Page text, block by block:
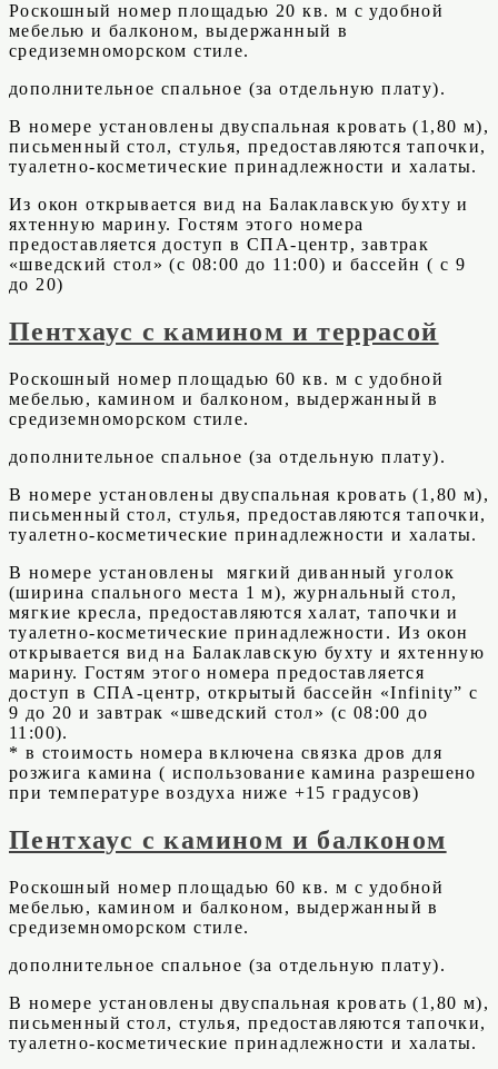
Роскошный номер площадью 20 кв. м с удобной
мебелью и балконом, выдержанный в
средиземноморском стиле.
дополнительное спальное (за отдельную плату).
В номере установлены двуспальная кровать (1,80 м),
письменный стол, стулья, предоставляются тапочки,
туалетно-косметические принадлежности и халаты.
Из окон открывается вид на Балаклавскую бухту и
яхтенную марину. Гостям этого номера
предоставляется доступ в СПА-центр, завтрак
«шведский стол» (с 08:00 до 11:00) и бассейн ( с 9
до 20)
Пентхаус с камином и террасой
Роскошный номер площадью 60 кв. м с удобной
мебелью, камином и балконом, выдержанный в
средиземноморском стиле.
дополнительное спальное (за отдельную плату).
В номере установлены двуспальная кровать (1,80 м),
письменный стол, стулья, предоставляются тапочки,
туалетно-косметические принадлежности и халаты.
В номере установлены мягкий диванный уголок
(ширина спального места 1 м), журнальный стол,
мягкие кресла, предоставляются халат, тапочки и
туалетно-косметические принадлежности. Из окон
открывается вид на Балаклавскую бухту и яхтенную
марину. Гостям этого номера предоставляется
доступ в СПА-центр, открытый бассейн «Infinity” с
9 до 20 и завтрак «шведский стол» (с 08:00 до
11:00).
* в стоимость номера включена связка дров для
розжига камина ( использование камина разрешено
при температуре воздуха ниже +15 градусов)
Пентхаус с камином и балконом
Роскошный номер площадью 60 кв. м с удобной
мебелью, камином и балконом, выдержанный в
средиземноморском стиле.
дополнительное спальное (за отдельную плату).
В номере установлены двуспальная кровать (1,80 м),
письменный стол, стулья, предоставляются тапочки,
туалетно-косметические принадлежности и халаты.